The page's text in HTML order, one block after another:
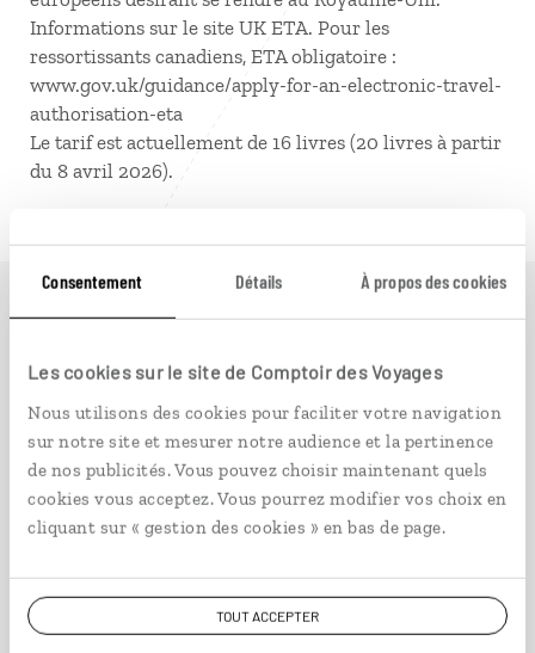
Consentement Détails À propos des cookies
Les cookies sur le site de Comptoir des Voyages
Nous utilisons des cookies pour faciliter votre navigation
sur notre site et mesurer notre audience et la pertinence
de nos publicités. Vous pouvez choisir maintenant quels
cookies vous acceptez. Vous pourrez modifier vos choix en
cliquant sur « gestion des cookies » en bas de page.
TOUT ACCEPTER
Informations sur le site UK ETA. Pour les
ressortissants canadiens, ETA obligatoire :
www.gov.uk/guidance/apply-for-an-electronic-travel-
authorisation-eta
Le tarif est actuellement de 16 livres (20 livres à partir
du 8 avril 2026).
Idées de voyage en
Ecosse